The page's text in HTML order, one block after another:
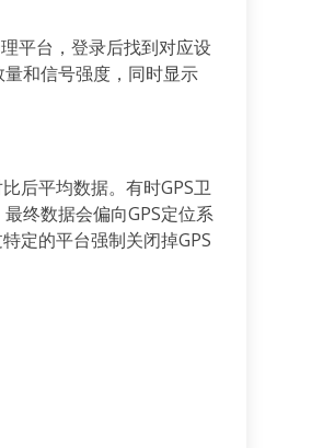
平台，登录后找到对应设
和信号强度，同时显示
后平均数据。有时GPS卫
终数据会偏向GPS定位系
定的平台强制关闭掉GPS